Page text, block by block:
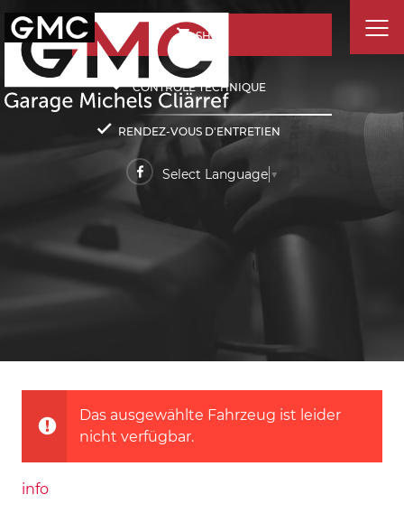
SHOP
CONTRÔLE TECHNIQUE
RENDEZ-VOUS D'ENTRETIEN
Select Language ▼
Das ausgewählte Fahrzeug ist leider
nicht verfügbar.
info